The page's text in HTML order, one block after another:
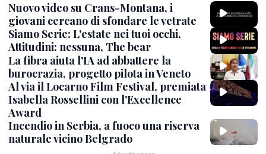
Nuovo video su Crans-Montana, i
giovani cercano di sfondare le vetrate
Siamo Serie: L'estate nei tuoi occhi,
Attitudini: nessuna, The bear
La fibra aiuta l'IA ad abbattere la
burocrazia, progetto pilota in Veneto
Al via il Locarno Film Festival, premiata
Isabella Rossellini con l'Excellence
Award
Incendio in Serbia, a fuoco una riserva
naturale vicino Belgrado